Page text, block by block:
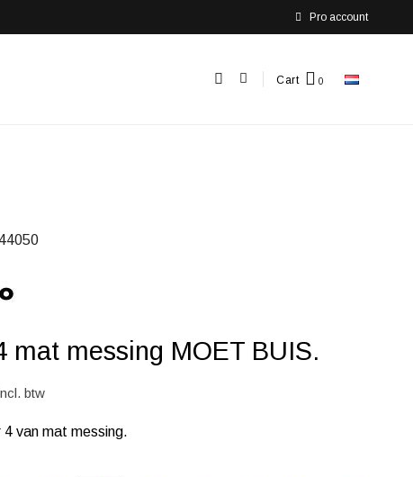
Pro account
Cart
mat messing MOET BUIS.
btw
4 van mat messing.